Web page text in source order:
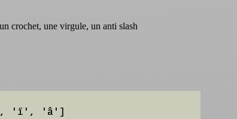
crochet, une virgule, un anti slash